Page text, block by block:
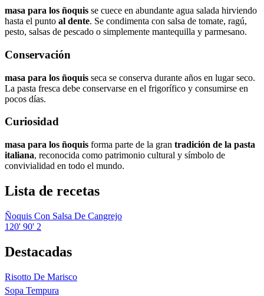
masa para los ñoquis se cuece en abundante agua salada hirviendo
hasta el punto al dente. Se condimenta con salsa de tomate, ragú,
pesto, salsas de pescado o simplemente mantequilla y parmesano.
Conservación
masa para los ñoquis seca se conserva durante años en lugar seco.
La pasta fresca debe conservarse en el frigorífico y consumirse en
pocos días.
Curiosidad
masa para los ñoquis forma parte de la gran tradición de la pasta
italiana, reconocida como patrimonio cultural y símbolo de
convivialidad en todo el mundo.
Lista de recetas
Ñoquis Con Salsa De Cangrejo
120' 90' 2
Destacadas
Risotto De Marisco
Sopa Tempura